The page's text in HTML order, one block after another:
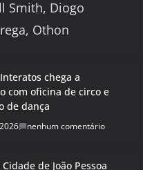
Smith, Diogo
Othon
chega a
com oficina de circo e
de dança
nenhum comentário
de João Pessoa